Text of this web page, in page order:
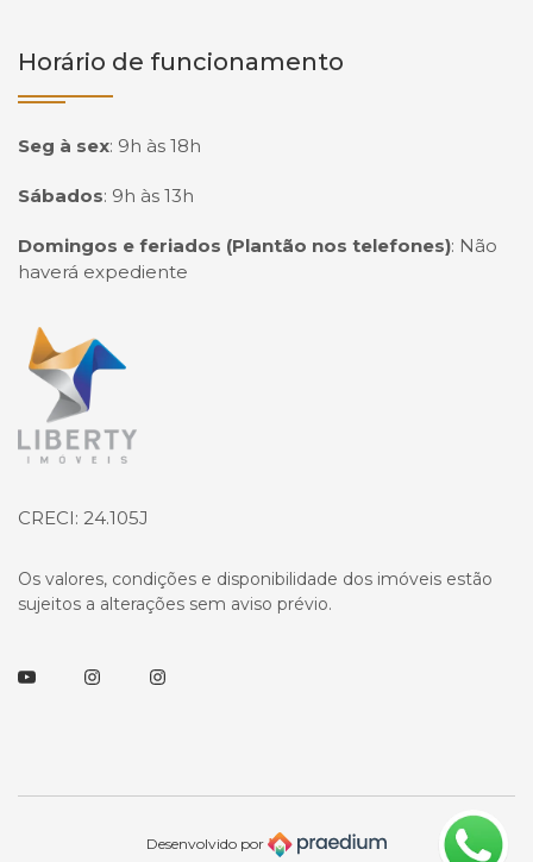
Horário de funcionamento
Seg à sex: 9h às 18h
Sábados: 9h às 13h
Domingos e feriados (Plantão nos telefones): Não
haverá expediente
Página inicial
CRECI: 24.105J
Os valores, condições e disponibilidade dos imóveis estão
sujeitos a alterações sem aviso prévio.
YoutubeInstagramInstagram
Desenvolvido por